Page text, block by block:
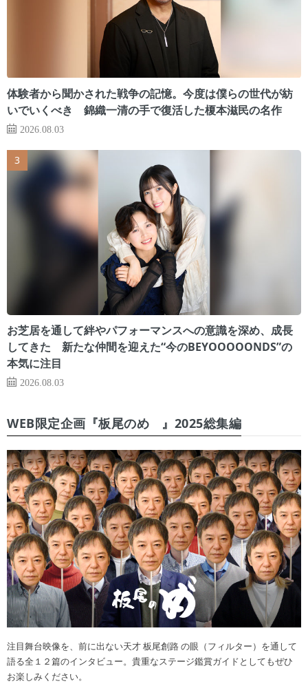
体験者から聞かされた戦争の記憶。今度は僕らの世代が紡
いでいくべき 錦織一清の手で復活した榎本滋民の名作
2026.08.03
お芝居を通して絆やパフォーマンスへの意識を深め、成長
してきた 新たな仲間を迎えた“今のBEYOOOOONDS”の
本気に注目
2026.08.03
WEB限定企画『板尾のめ゙』2025総集編
注目舞台映像を、前に出ない天才 板尾創路 の眼（フィルター）を通して
語る全１２篇のインタビュー。貴重なステージ鑑賞ガイドとしてもぜひ
お楽しみください。